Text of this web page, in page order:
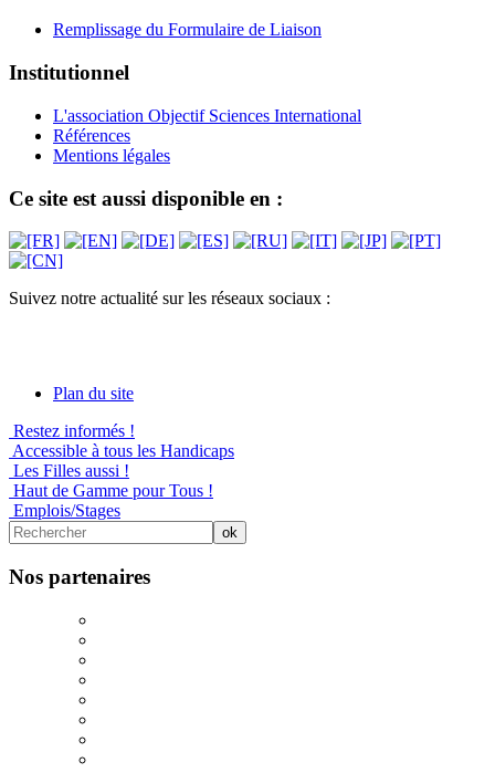
Remplissage du Formulaire de Liaison
Institutionnel
L'association Objectif Sciences International
Références
Mentions légales
Ce site est aussi disponible en :
Suivez notre actualité sur les réseaux sociaux :
Plan du site
Restez informés !
Accessible à tous les Handicaps
Les Filles aussi !
Haut de Gamme pour Tous !
Emplois/Stages
Nos partenaires